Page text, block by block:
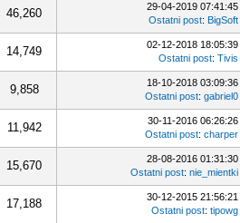
46,260
29-04-2019 07:41:45
Ostatni post: BigSoft
14,749
02-12-2018 18:05:39
Ostatni post:Tivis
9,858
18-10-2018 03:09:36
Ostatni post:gabriel0
11,942
30-11-2016 06:26:26
Ostatni post:charper
15,670
28-08-2016 01:31:30
Ostatni post:nie_mientki
17,188
30-12-2015 21:56:21
Ostatni post:tipowg